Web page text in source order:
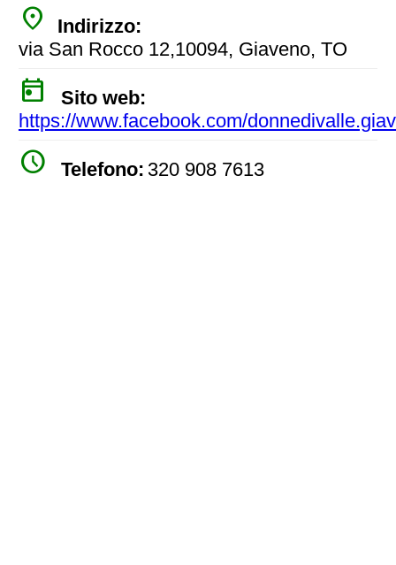
place
Indirizzo:
via San Rocco 12,10094, Giaveno, TO
today
Sito web:
https://www.facebook.com/
watch_later Telefono: 320 908 7613